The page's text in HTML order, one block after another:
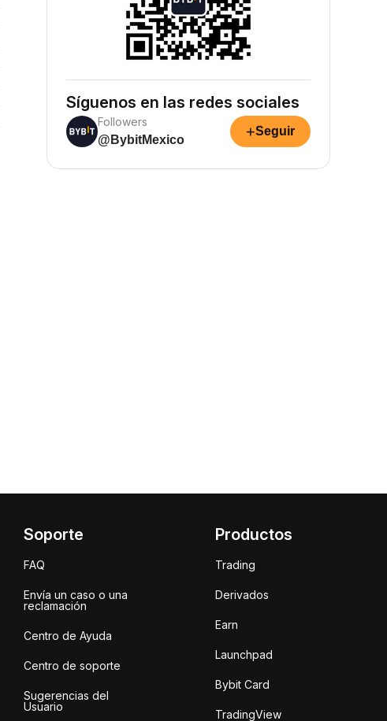
Síguenos en las redes sociales
Followers
@BybitMexico
+Seguir
Soporte
FAQ
Envía un caso o una
reclamación
Centro de Ayuda
Centro de soporte
Sugerencias del
Usuario
Productos
Trading
Derivados
Earn
Launchpad
Bybit Card
TradingView